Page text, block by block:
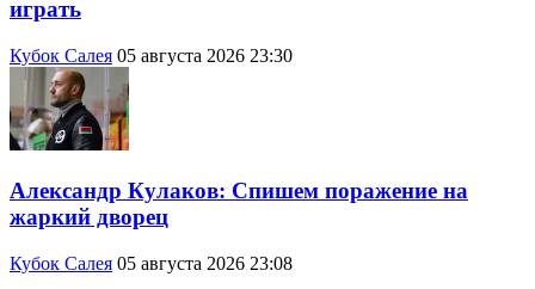
играть
Кубок Салея 05 августа 2026 23:30
Александр Кулаков: Спишем поражение на
жаркий дворец
Кубок Салея 05 августа 2026 23:08